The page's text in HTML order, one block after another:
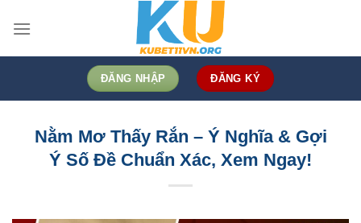
qua
ĐĂNG NHẬP ĐĂNG KÝ
Nằm Mơ Thấy Rắn – Ý Nghĩa & Gợi
Ý Số Đề Chuẩn Xác, Xem Ngay!